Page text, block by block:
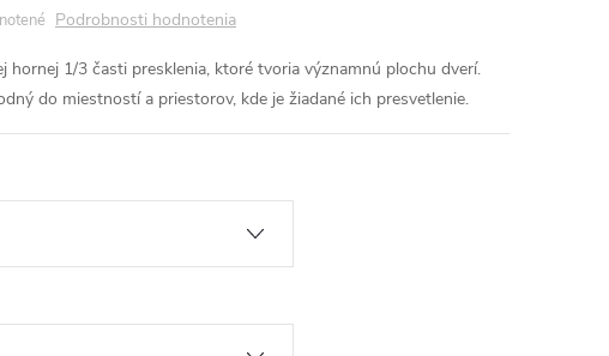
Podrobnosti hodnotenia
hornej 1/3 časti presklenia, ktoré tvoria významnú plochu dverí.
do miestností a priestorov, kde je žiadané ich presvetlenie.